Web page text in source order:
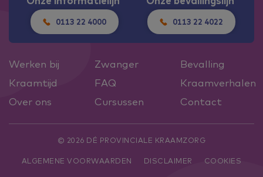
0113 22 4000 0113 22 4022
Werken bij Zwanger
Bevalling
Kraamtijd
FAQ
Kraamverhalen
Over ons
Cursussen Contact
© 2026 DÉ PROVINCIALE KRAAMZORG
ALGEMENE VOORWAARDEN DISCLAIMER
COOKIES